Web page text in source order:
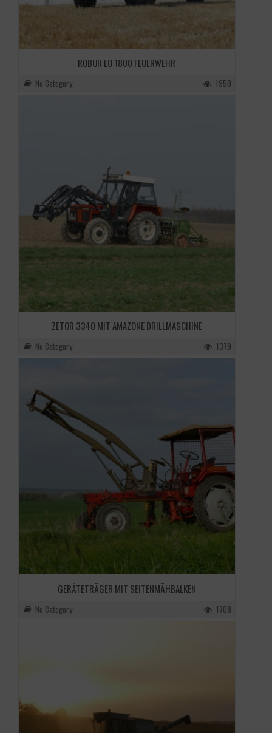
ROBUR LO 1800 FEUERWEHR
No Category 1950
ZETOR 3340 MIT AMAZONE DRILLMASCHINE
No Category 1379
GERÄTETRÄGER MIT SEITENMÄHBALKEN
No Category 1708